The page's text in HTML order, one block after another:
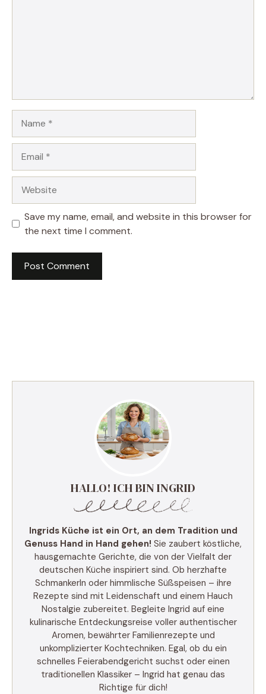
Save my name, email, and website in this browser for
the next time I comment.
HALLO! ICH BIN INGRID
Ingrids Küche ist ein Ort, an dem Tradition und
Genuss Hand in Hand gehen! Sie zaubert köstliche,
hausgemachte Gerichte, die von der Vielfalt der
deutschen Küche inspiriert sind. Ob herzhafte
Schmankerln oder himmlische Süßspeisen – ihre
Rezepte sind mit Leidenschaft und einem Hauch
Nostalgie zubereitet. Begleite Ingrid auf eine
kulinarische Entdeckungsreise voller authentischer
Aromen, bewährter Familienrezepte und
unkomplizierter Kochtechniken. Egal, ob du ein
schnelles Feierabendgericht suchst oder einen
traditionellen Klassiker – Ingrid hat genau das
Richtige für dich!